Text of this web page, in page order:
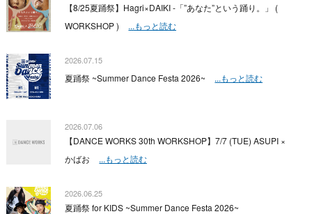
【8/25夏踊祭】Hagri×DAIKI -「”あなた”という踊り。」 (
WORKSHOP )
...もっと読む
2026.07.15
夏踊祭 ~Summer Dance Festa 2026~ ...もっと読む
2026.07.06
【DANCE WORKS 30th WORKSHOP】7/7 (TUE) ASUPI ×
かばお
...もっと読む
2026.06.25
夏踊祭 for KIDS ~Summer Dance Festa 2026~